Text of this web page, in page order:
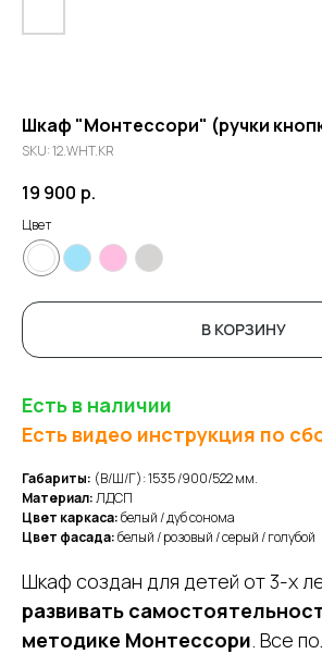
Шкаф "Монтессори" (ручки
SKU:12.WHT.KR
19 900 р.
Цвет
В КОРЗИНУ
Есть в наличии
Есть видео инструкция по
Габариты: (В/Ш/Г): 1535 /900/522 мм.
Материал:ЛДСП
Цвет каркаса:белый / дуб сонома
Цвет фасада:белый / розовый / серый / голубой
Шкаф создан для детей от 3-х
развивать
методике Монтессори . Все